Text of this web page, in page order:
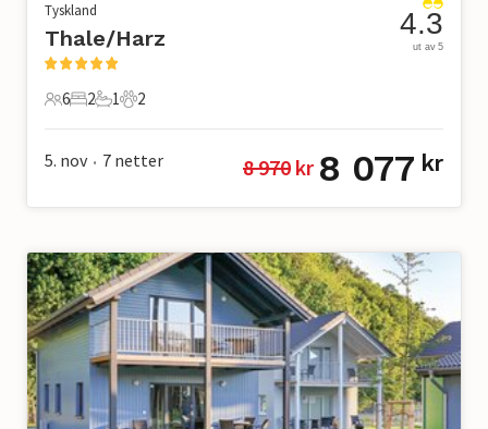
Tyskland
Thale/Harz
6 Gjester
6
2 Soverom
2
1 Bad
1
2 Kjæledyr
2
4.3
ut av 5
5. nov • 7 netter 8 970 kr 8 077 kr